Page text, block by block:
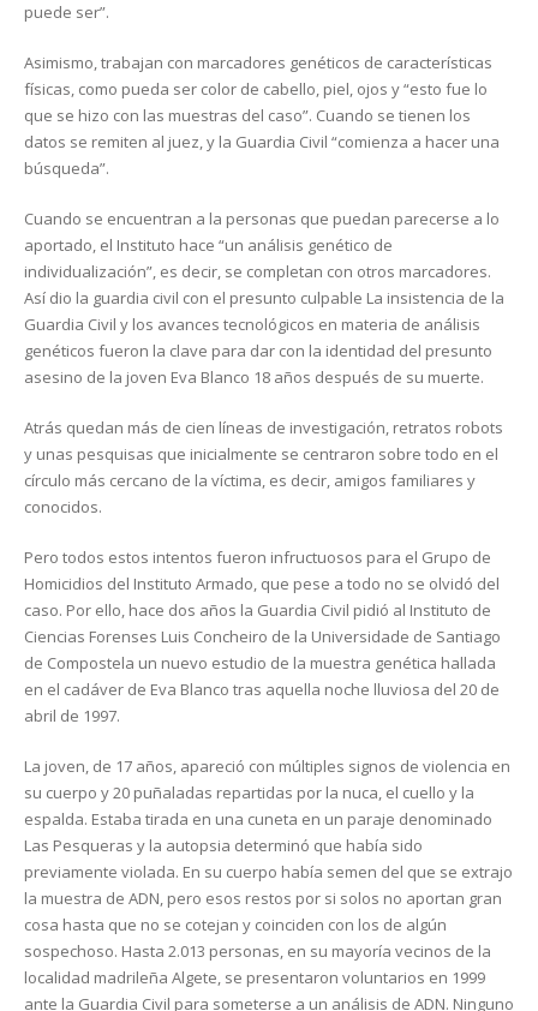
puede ser”.
Asimismo, trabajan con marcadores genéticos de características
físicas, como pueda ser color de cabello, piel, ojos y “esto fue lo
que se hizo con las muestras del caso”. Cuando se tienen los
datos se remiten al juez, y la Guardia Civil “comienza a hacer una
búsqueda”.
Cuando se encuentran a la personas que puedan parecerse a lo
aportado, el Instituto hace “un análisis genético de
individualización”, es decir, se completan con otros marcadores.
Así dio la guardia civil con el presunto culpable La insistencia de la
Guardia Civil y los avances tecnológicos en materia de análisis
genéticos fueron la clave para dar con la identidad del presunto
asesino de la joven Eva Blanco 18 años después de su muerte.
Atrás quedan más de cien líneas de investigación, retratos robots
y unas pesquisas que inicialmente se centraron sobre todo en el
círculo más cercano de la víctima, es decir, amigos familiares y
conocidos.
Pero todos estos intentos fueron infructuosos para el Grupo de
Homicidios del Instituto Armado, que pese a todo no se olvidó del
caso. Por ello, hace dos años la Guardia Civil pidió al Instituto de
Ciencias Forenses Luis Concheiro de la Universidade de Santiago
de Compostela un nuevo estudio de la muestra genética hallada
en el cadáver de Eva Blanco tras aquella noche lluviosa del 20 de
abril de 1997.
La joven, de 17 años, apareció con múltiples signos de violencia en
su cuerpo y 20 puñaladas repartidas por la nuca, el cuello y la
espalda. Estaba tirada en una cuneta en un paraje denominado
Las Pesqueras y la autopsia determinó que había sido
previamente violada. En su cuerpo había semen del que se extrajo
la muestra de ADN, pero esos restos por si solos no aportan gran
cosa hasta que no se cotejan y coinciden con los de algún
sospechoso. Hasta 2.013 personas, en su mayoría vecinos de la
localidad madrileña Algete, se presentaron voluntarios en 1999
ante la Guardia Civil para someterse a un análisis de ADN. Ninguno